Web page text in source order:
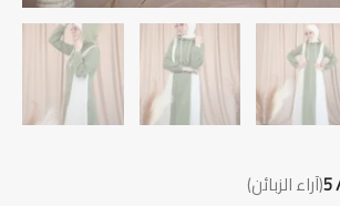
(آراء الزبائن)